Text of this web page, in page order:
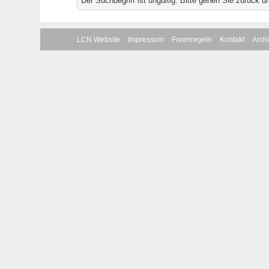
LCN Website Impressum Forenregeln Kontakt